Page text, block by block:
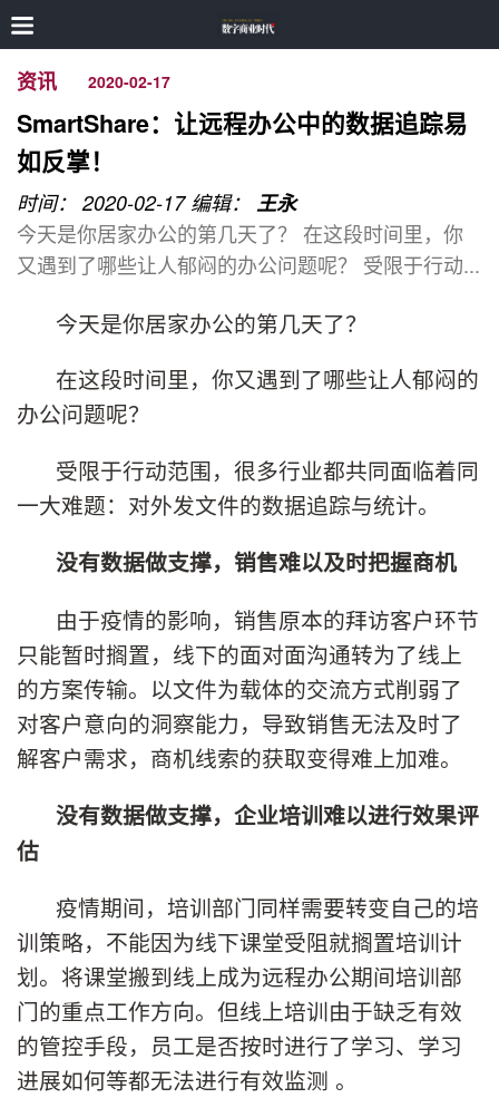
资讯 2020-02-17
SmartShare：让远程办公中的数据追踪易
如反掌！
时间： 2020-02-17 编辑： 王永
今天是你居家办公的第几天了？ 在这段时间里，你
又遇到了哪些让人郁闷的办公问题呢？ 受限于行动...
今天是你居家办公的第几天了？
在这段时间里，你又遇到了哪些让人郁闷的
办公问题呢？
受限于行动范围，很多行业都共同面临着同
一大难题：对外发文件的数据追踪与统计。
没有数据做支撑，销售难以及时把握商机
由于疫情的影响，销售原本的拜访客户环节
只能暂时搁置，线下的面对面沟通转为了线上
的方案传输。以文件为载体的交流方式削弱了
对客户意向的洞察能力，导致销售无法及时了
解客户需求，商机线索的获取变得难上加难。
没有数据做支撑，企业培训难以进行效果评
估
疫情期间，培训部门同样需要转变自己的培
训策略，不能因为线下课堂受阻就搁置培训计
划。将课堂搬到线上成为远程办公期间培训部
门的重点工作方向。但线上培训由于缺乏有效
的管控手段，员工是否按时进行了学习、学习
进展如何等都无法进行有效监测 。